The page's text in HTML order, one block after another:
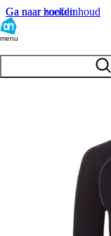
Ga naar hoofdinhoud
Ga naar zoeken
menu